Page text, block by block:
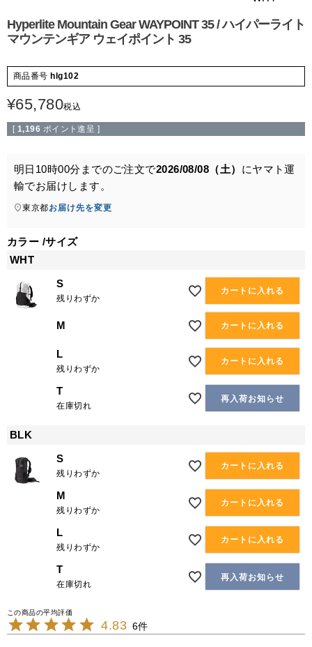
Hyperlite Mountain Gear WAYPOINT 35 / ハイパーライト
マウンテンギア ウェイポイント 35
商品番号 hlg102
¥65,780税込
[ 1,196 ポイント進呈 ]
明日 10時00分 までのご注文で2026/08/08（土） にヤマト運
輸でお届けします。
東京都お届け先を変更
カラー サイズ
WHT
S
残りわずか
カートに入れる
M カートに入れる
L
残りわずか
カートに入れる
T
在庫切れ
再入荷お知らせ
BLK
S
残りわずか
カートに入れる
M
残りわずか
カートに入れる
L
残りわずか
カートに入れる
T
在庫切れ
再入荷お知らせ
4.83 6